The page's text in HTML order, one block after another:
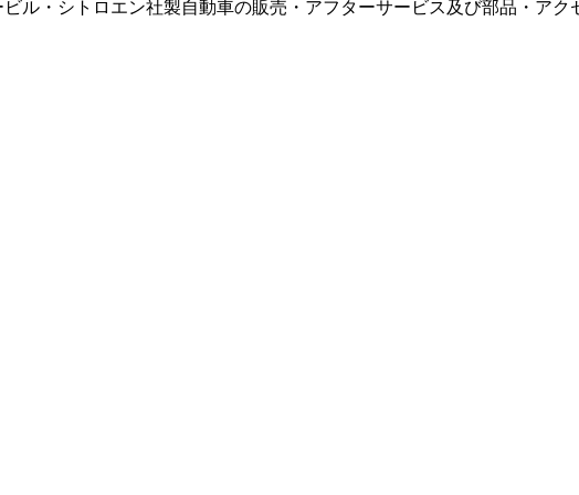
ル・シトロエン社製自動車の販売・アフターサービス及び部品・アク